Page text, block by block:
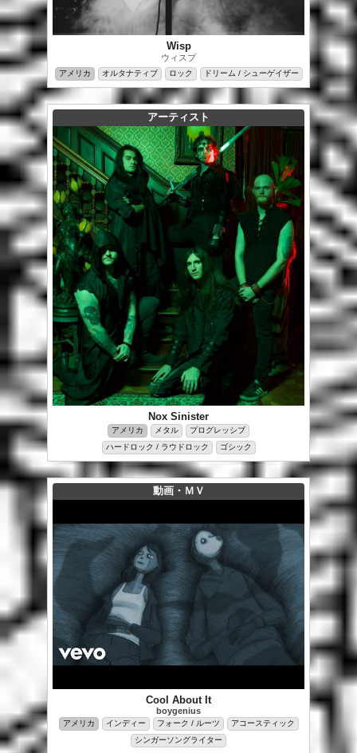
Wisp
ウィスプ
アメリカ オルタナティブ ロック ドリーム / シューゲイザー
アーティスト
Nox Sinister
アメリカ メタル
プログレッシブ
ハードロック / ラウドロック
ゴシック
動画・ＭＶ
Cool About It
boygenius
アメリカ インディー フォーク / ルーツ
アコースティック
シンガーソングライター